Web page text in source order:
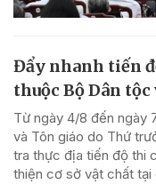
Đẩy nhanh tiến
thuộc Bộ Dân
Từ ngày 4/8 đến ngày
và Tôn giáo do Thứ
tra thực địa tiến độ thi
thiện cơ sở vật chất